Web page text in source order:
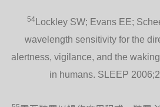
54
Lockley SW; Evans EE;
wavelength sensitivity for the
alertness, vigilance, and the
in humans. SLEEP